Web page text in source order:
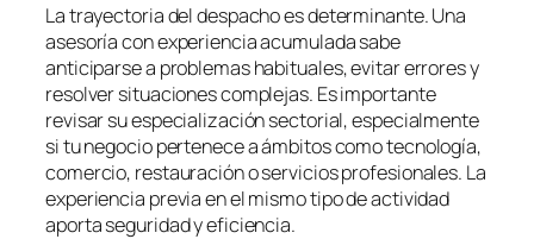
La trayectoria del despacho es determinante. Una
asesoría con experiencia acumulada sabe
anticiparse a problemas habituales, evitar errores y
resolver situaciones complejas. Es importante
revisar su especialización sectorial, especialmente
si tu negocio pertenece a ámbitos como tecnología,
comercio, restauración o servicios profesionales. La
experiencia previa en el mismo tipo de actividad
aporta seguridad y eficiencia.